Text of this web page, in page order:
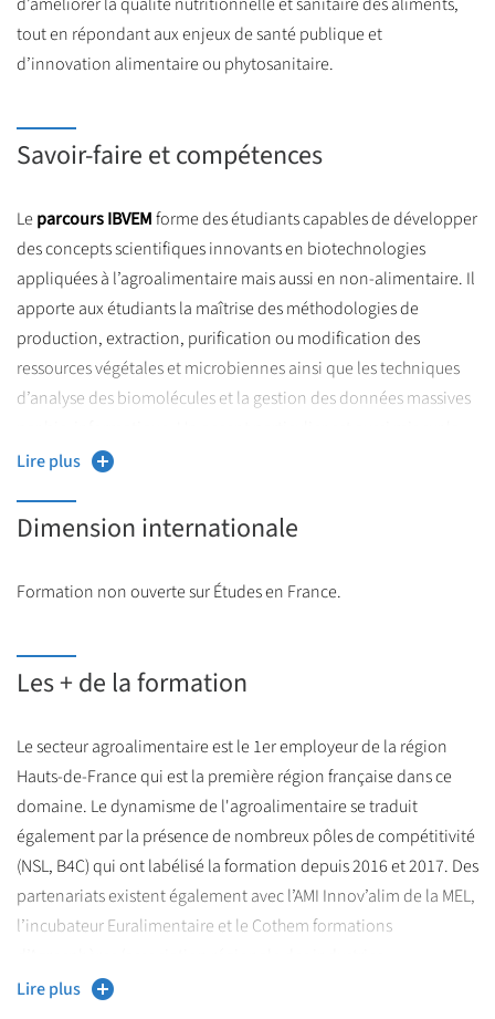
à acquérir étant très spécifiques, un travail de réflexion
préalable de l’étudiant est nécessaire afin qu’il décide lors de sa
candidature en M1 s’il souhaite s’orienter vers le parcours
parcours Nutrition, Marketing et Qualité.
tout en répondant aux enjeux de santé publique et
d’innovation alimentaire ou phytosanitaire.
Savoir-faire et compétences
Leparcours IBVEMforme des étudiants capables de développer
des concepts scientifiques innovants en biotechnologies
appliquées à l’agroalimentaire mais aussi en non-alimentaire. Il
apporte aux étudiants la maîtrise des méthodologies de
production, extraction, purification ou modification des
ressources végétales et microbiennes ainsi que les techniques
d’analyse des biomolécules et la gestion des données massives
valorisation des déchets et co-produits de toute la chaine agro-
Leparcours QUALIMAPApermet de : maîtriser les applications
référentiels et normes en agroalimentaire, utiliser les outils de
traitement de données statistiques, maîtriser la gestion de
et la gestion des ingrédients, conduire un projet d’innovation
incluant la démarche marketing, élaborer une stratégie
communication et de commercialisation, analyser le
comportement du consommateur, participer à la production
multimédia et web.
À la fin de chacun des parcours les étudiants savent mener,
rédiger et présenter un projet.
Toutes les compétences de la fiche RNCP 37026 (France
compétences) sont enseignées dans ce master.
Lire plus
Dimension internationale
Formation non ouverte sur Études en France.
Les + de la formation
Le secteur agroalimentaire est le 1er employeur de la région
Hauts-de-France qui est la première région française dans ce
domaine. Le dynamisme de l'agroalimentaire se traduit
également par la présence de nombreux pôles de compétitivité
(NSL, B4C) qui ont labélisé la formation depuis 2016 et 2017. Des
partenariats existent également avec l’AMI Innov’alim de la MEL,
l’incubateur Euralimentaire et le Cothem formations
alimentaires)
Lire plus